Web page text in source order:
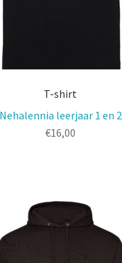
T-shirt
Nehalennia leerjaar 1 en 2
€16,00